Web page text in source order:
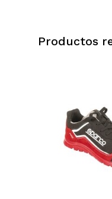
No hay
Productos